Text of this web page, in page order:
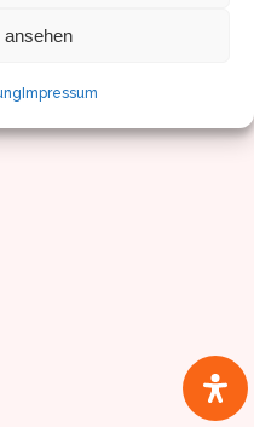
ansehen
Impressum